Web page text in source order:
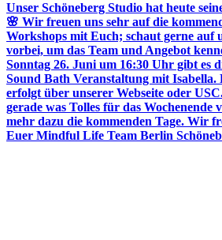
Unser Schöneberg Studio hat heute
🌸 Wir freuen uns sehr auf die
Workshops mit Euch; schaut gerne auf
vorbei, um das Team und Angebot
Sonntag 26. Juni um 16:30 Uhr gibt es
Sound Bath Veranstaltung mit
erfolgt über unserer Webseite oder
gerade was Tolles für das Wochenende
mehr dazu die kommenden Tage. Wir
Euer Mindful Life Team Berlin